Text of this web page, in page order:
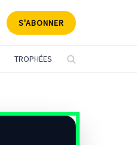
S'ABONNER
TROPHÉES